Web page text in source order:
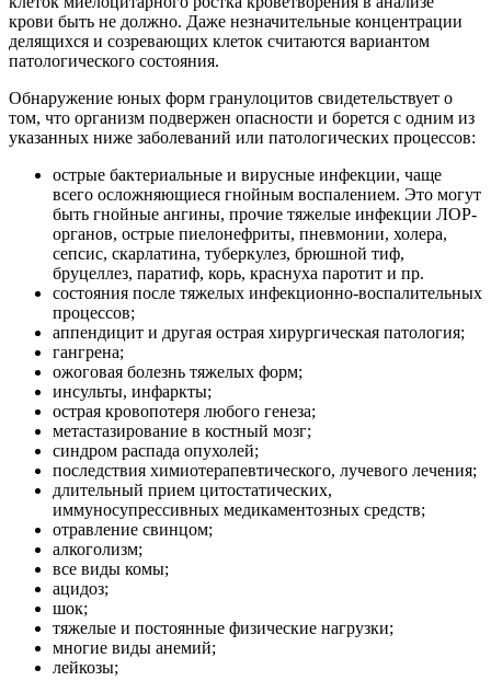
крови быть не должно. Даже незначительные концентрации
делящихся и созревающих клеток считаются вариантом
патологического состояния.
Обнаружение юных форм гранулоцитов свидетельствует о
том, что организм подвержен опасности и борется с одним из
указанных ниже заболеваний или патологических процессов:
острые бактериальные и вирусные инфекции, чаще
всего осложняющиеся гнойным воспалением. Это могут
быть гнойные ангины, прочие тяжелые инфекции ЛОР-
органов, острые пиелонефриты, пневмонии, холера,
сепсис, скарлатина, туберкулез, брюшной тиф,
бруцеллез, паратиф, корь, краснуха паротит и пр.
состояния после тяжелых инфекционно-воспалительных
процессов;
аппендицит и другая острая хирургическая патология;
гангрена;
ожоговая болезнь тяжелых форм;
инсульты, инфаркты;
острая кровопотеря любого генеза;
метастазирование в костный мозг;
синдром распада опухолей;
последствия химиотерапевтического, лучевого лечения;
длительный прием цитостатических,
иммуносупрессивных медикаментозных средств;
отравление свинцом;
алкоголизм;
все виды комы;
ацидоз;
шок;
тяжелые и постоянные физические нагрузки;
многие виды анемий;
лейкозы;